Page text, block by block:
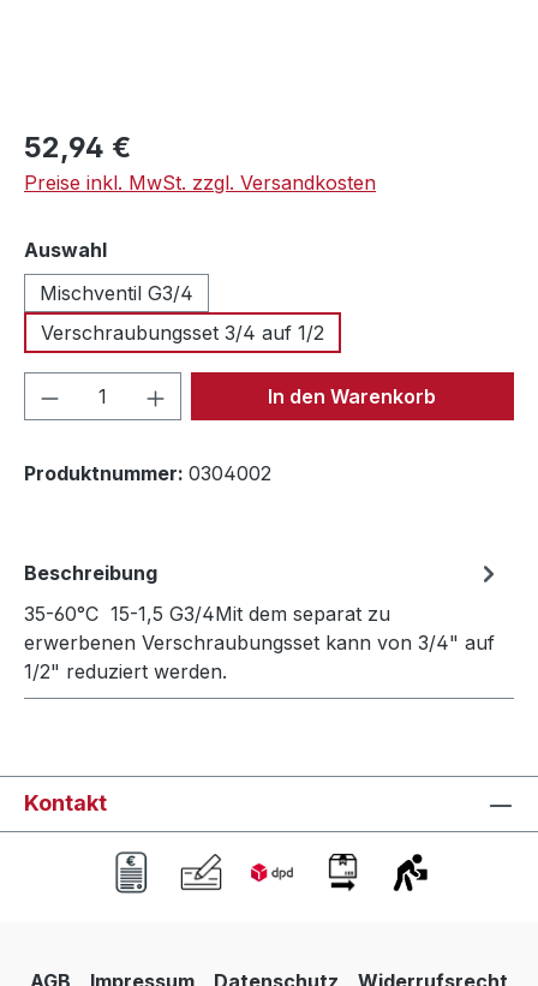
Regulärer Preis:
52,94 €
Preise inkl. MwSt. zzgl. Versandkosten
Auswahlauswählen
Mischventil G3/4
Verschraubungsset 3/4 auf 1/2
Produkt Anzahl: Gib denIn den Warenkorb
Produktnummer: 0304002
Beschreibung
35-60°C 15-1,5 G3/4Mit dem separat zu
erwerbenen Verschraubungsset kann von 3/4" auf
1/2" reduziert werden.
Kontakt